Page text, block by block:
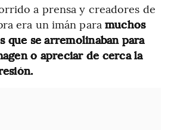
a prensa y creadores de
era un imán para muchos
que se arremolinaban para
o apreciar de cerca la